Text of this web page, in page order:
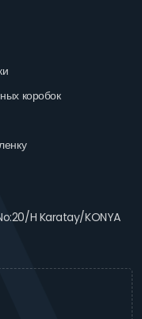
коробок
H Karatay/KONYA